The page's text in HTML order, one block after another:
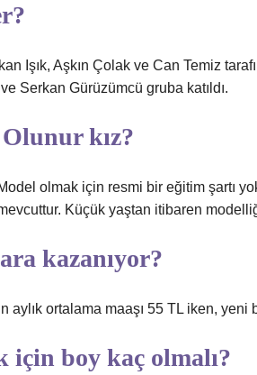
Işık, Aşkın Çolak ve Can Temiz
Serkan Gürüzümcü gruba katıldı.
kız?
olmak için resmi bir eğitim şartı
Küçük yaştan itibaren
kazanıyor?
aylık ortalama maaşı 55 TL iken, yeni
için boy kaç olmalı?